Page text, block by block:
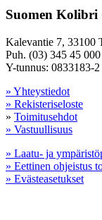
Suomen Kolibri
Kalevantie 7, 33100
Puh. (03) 345 45 000
Y-tunnus: 0833183-2
» Yhteystiedot
» Rekisteriseloste
» Toimitusehdot
» Vastuullisuus
» Laatu- ja
» Eettinen ohjeistus
» Evästeasetukset